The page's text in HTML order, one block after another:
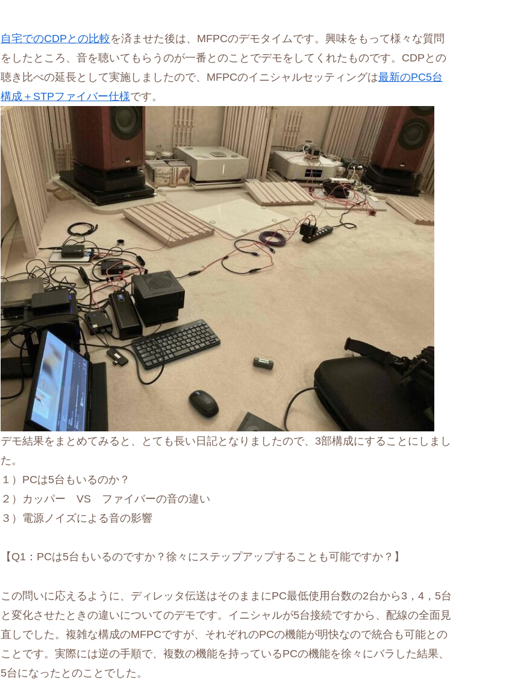
自宅でのCDPとの比較を済ませた後は、MFPCのデモタイムです。興味をもって様々な質問
をしたところ、音を聴いてもらうのが一番とのことでデモをしてくれたものです。CDPとの
聴き比べの延長として実施しましたので、MFPCのイニシャルセッティングは最新のPC5台
構成＋STPファイバー仕様です。
デモ結果をまとめてみると、とても長い日記となりましたので、3部構成にすることにしまし
た。
１）PCは5台もいるのか？
２）カッパー VS ファイバーの音の違い
３）電源ノイズによる音の影響
【Q1：PCは5台もいるのですか？徐々にステップアップすることも可能ですか？】
この問いに応えるように、ディレッタ伝送はそのままにPC最低使用台数の2台から3，4，5台
と変化させたときの違いについてのデモです。イニシャルが5台接続ですから、配線の全面見
直しでした。複雑な構成のMFPCですが、それぞれのPCの機能が明快なので統合も可能との
ことです。実際には逆の手順で、複数の機能を持っているPCの機能を徐々にバラした結果、
5台になったとのことでした。